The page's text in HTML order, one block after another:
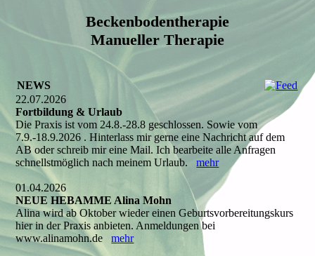
Beckenbodentherapie
Manueller Therapie
NEWS
22.07.2026
Fortbildung & Urlaub
Die Praxis ist vom 24.8.-28.8 geschlossen. Sowie vom
7.9.-18.9.2026 . Hinterlass mir gerne eine Nachricht auf dem
AB oder schreib mir eine Mail. Ich bearbeite alle Anfragen
schnellstmöglich nach meinem Urlaub.mehr
01.04.2026
NEUE HEBAMME Alina Mohn
Alina wird ab Oktober wieder einen Geburtsvorbereitungskurs
hier in der Praxis anbieten. Anmeldungen bei
www.alinamohn.demehr